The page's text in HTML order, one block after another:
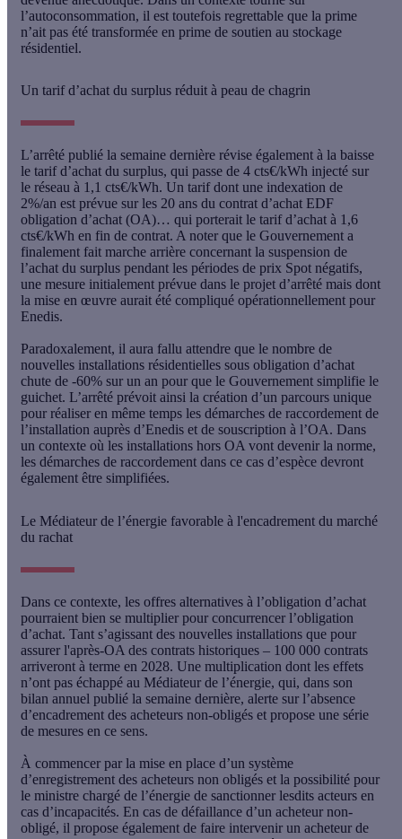
l’autoconsommation, il est toutefois regrettable que la prime
n’ait pas été transformée en prime de soutien au stockage
résidentiel.
Un tarif d’achat du surplus réduit à peau de chagrin
L’arrêté publié la semaine dernière révise également à la baisse
le tarif d’achat du surplus, qui passe de 4 cts€/kWh injecté sur
le réseau à 1,1 cts€/kWh. Un tarif dont une indexation de
2%/an est prévue sur les 20 ans du contrat d’achat EDF
obligation d’achat (OA)… qui porterait le tarif d’achat à 1,6
cts€/kWh en fin de contrat. A noter que le Gouvernement a
finalement fait marche arrière concernant la suspension de
l’achat du surplus pendant les périodes de prix Spot négatifs,
une mesure initialement prévue dans le projet d’arrêté mais dont
la mise en œuvre aurait été compliqué opérationnellement pour
Enedis.
Paradoxalement, il aura fallu attendre que le nombre de
nouvelles installations résidentielles sous obligation d’achat
chute de -60% sur un an pour que le Gouvernement simplifie le
guichet. L’arrêté prévoit ainsi la création d’un parcours unique
pour réaliser en même temps les démarches de raccordement de
l’installation auprès d’Enedis et de souscription à l’OA. Dans
un contexte où les installations hors OA vont devenir la norme,
les démarches de raccordement dans ce cas d’espèce devront
également être simplifiées.
Le Médiateur de l’énergie favorable à l'encadrement du marché
du rachat
Dans ce contexte, les offres alternatives à l’obligation d’achat
pourraient bien se multiplier pour concurrencer l’obligation
d’achat. Tant s’agissant des nouvelles installations que pour
assurer l'après-OA des contrats historiques – 100 000 contrats
arriveront à terme en 2028. Une multiplication dont les effets
n’ont pas échappé au Médiateur de l’énergie, qui, dans son
bilan annuel publié la semaine dernière, alerte sur l’absence
d’encadrement des acheteurs non-obligés et propose une série
de mesures en ce sens.
À commencer par la mise en place d’un système
d’enregistrement des acheteurs non obligés et la possibilité pour
le ministre chargé de l’énergie de sanctionner lesdits acteurs en
cas d’incapacités. En cas de défaillance d’un acheteur non-
obligé, il propose également de faire intervenir un acheteur de